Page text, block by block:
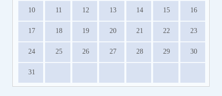
10 11 12 13 14 15 16
17 18 19 20 21 22 23
24 25 26 27 28 29 30
31